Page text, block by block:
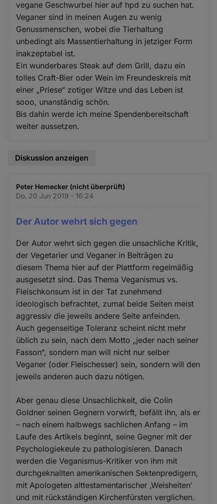
vegane Geschwurbel hier auf hpd zu suchen hat.
Veganer sind in meinen Augen zu wenig
Genussmenschen, wobei die Tierhaltung
unbedingt als Massentierhaltung in jetziger Form
inakzeptabel ist.
Ein wunderbares Steak auf dem Grill, dazu ein
tolles Craft-Bier oder Wein im Freundeskreis mit
einer „Priese“ zotiger Witze und das Leben ist
sooo, unanständig schön.
Bis dahin werde ich meine Spendenbereitschaft
weiter aussetzen.
Diskussion anzeigen
Peter Hemecker (nicht überprüft)
Do. 20 Jun 2019 - 16:24
Der Autor wehrt sich gegen
Der Autor wehrt sich gegen die unsachliche Kritik,
der Vegetarier und Veganer in Beiträgen zu
diesem Thema hier auf der Plattform regelmäßig
ausgesetzt sind. Das Thema Veganismus vs.
Fleischkonsum ist in der Tat zunehmend
ideologisch befrachtet, zumal beide Seiten meist
aggressiv die jeweils andere Seite anfeinden.
Auch gegenseitige Toleranz scheint nicht mehr
üblich zu sein, nach dem Motto „jeder nach seiner
Fasson“, sondern man will nicht nur selber
Veganer (oder Fleischesser) sein, sondern will den
jeweils anderen auch dazu nötigen.
Aber genau diese Unsachlichkeit, die Colin
Goldner seinen Gegnern vorwirft, befällt ihn, als er
– nach einem halbwegs sachlichen Anfang – im
Laufe des Artikels beginnt, seine Gegner mit der
Psychologiekeule zu pathologisieren. Danach
werden die Veganismus-Kritiker von ihm mit
durchgeknallten amerikanischen Sektenpredigern,
mit Apologeten alttestamentarischer ‚Weisheiten‘
und mit rückständigen Kirchenfürsten verglichen.